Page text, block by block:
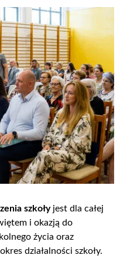
szkoły jest dla całej
i okazją do
życia oraz
działalności szkoły.